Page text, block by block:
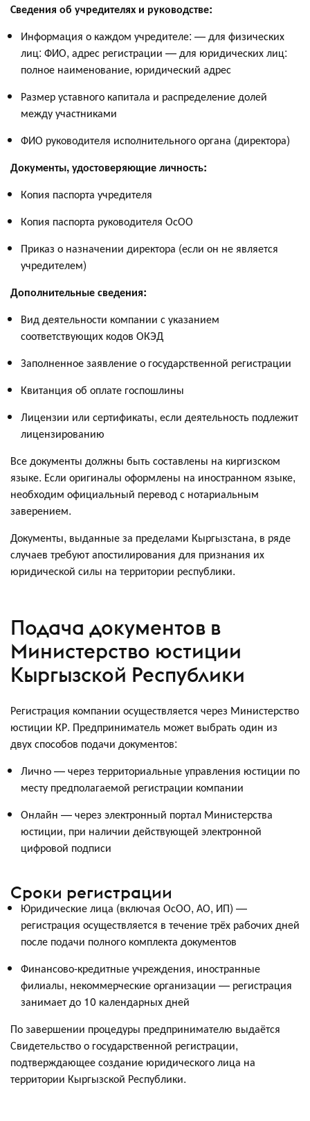
Сведения об учредителях и руководстве:
Информация о каждом учредителе: — для физических
лиц: ФИО, адрес регистрации — для юридических лиц:
полное наименование, юридический адрес
Размер уставного капитала и распределение долей
между участниками
ФИО руководителя исполнительного органа (директора)
Документы, удостоверяющие личность:
Копия паспорта учредителя
Копия паспорта руководителя ОсОО
Приказ о назначении директора (если он не является
учредителем)
Дополнительные сведения:
Вид деятельности компании с указанием
соответствующих кодов ОКЭД
Заполненное заявление о государственной регистрации
Квитанция об оплате госпошлины
Лицензии или сертификаты, если деятельность подлежит
лицензированию
Все документы должны быть составлены на киргизском
языке. Если оригиналы оформлены на иностранном языке,
необходим официальный перевод с нотариальным
заверением.
Документы, выданные за пределами Кыргызстана, в ряде
случаев требуют апостилирования для признания их
юридической силы на территории республики.
Подача документов в
Министерство юстиции
Кыргызской Республики
Регистрация компании осуществляется через Министерство
юстиции КР. Предприниматель может выбрать один из
двух способов подачи документов:
Лично — через территориальные управления юстиции по
месту предполагаемой регистрации компании
Онлайн — через электронный портал Министерства
юстиции, при наличии действующей электронной
цифровой подписи
Сроки регистрации
Юридические лица (включая ОсОО, АО, ИП) —
регистрация осуществляется в течение трёх рабочих дней
после подачи полного комплекта документов
Финансово-кредитные учреждения, иностранные
филиалы, некоммерческие организации — регистрация
занимает до 10 календарных дней
По завершении процедуры предпринимателю выдаётся
Свидетельство о государственной регистрации,
подтверждающее создание юридического лица на
территории Кыргызской Республики.